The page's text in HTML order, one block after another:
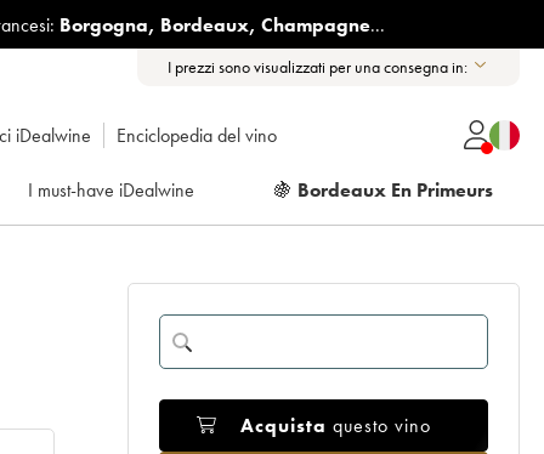
Borgogna, Bordeaux, Champagne...
I prezzi sono visualizzati per una consegna in:
iDealwine Enciclopedia del vino
I must-have iDealwine 🍇 Bordeaux En Primeurs
Acquista questo vino